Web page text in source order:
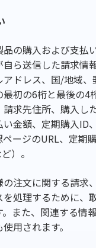
の購入および支払
ら送信した請求情
アドレス、国/地域、
最初の6桁と最後の4
請求先住所、購入し
い金額、定期購入ID
ージのURL、定期
）。
の注文に関する請求
を処理するために、
また、関連する情
用されます。